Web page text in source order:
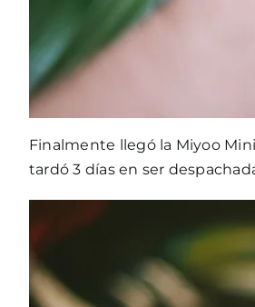
Finalmente llegó la Miyoo
tardó 3 días en ser